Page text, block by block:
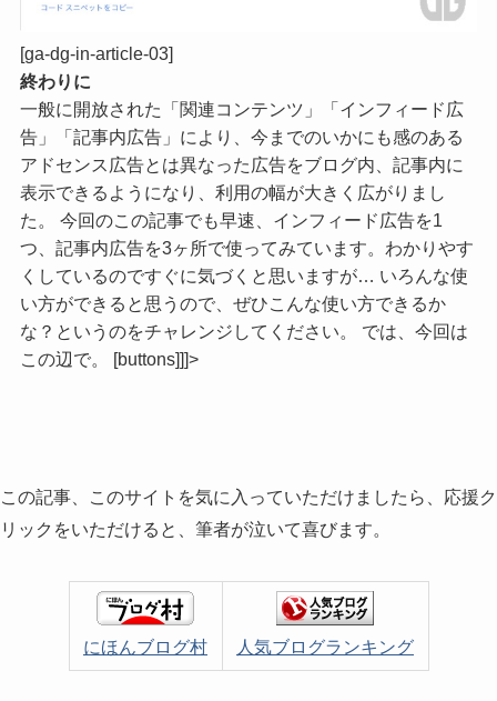
[ga-dg-in-article-03]
終わりに
一般に開放された「関連コンテンツ」「インフィード広
告」「記事内広告」により、今までのいかにも感のある
アドセンス広告とは異なった広告をブログ内、記事内に
表示できるようになり、利用の幅が大きく広がりまし
た。 今回のこの記事でも早速、インフィード広告を1
つ、記事内広告を3ヶ所で使ってみています。わかりやす
くしているのですぐに気づくと思いますが… いろんな使
い方ができると思うので、ぜひこんな使い方できるか
な？というのをチャレンジしてください。 では、今回は
この辺で。 [buttons]]]>
この記事、このサイトを気に入っていただけましたら、応援ク
リックをいただけると、筆者が泣いて喜びます。
にほんブログ村 人気ブログランキング